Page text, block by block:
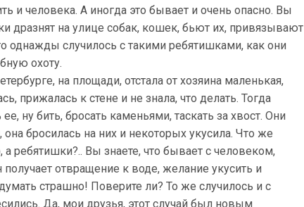
и человека. А иногда это бывает и очень опасно. Вы
дразнят на улице собак, кошек, бьют их, привязывают
однажды случилось с такими ребятишками, как они
охоту.
на площади, отстала от хозяина маленькая,
прижалась к стене и не знала, что делать. Тогда
ну бить, бросать каменьями, таскать за хвост. Они
бросилась на них и некоторых укусила. Что же
ребятишки?.. Вы знаете, что бывает с человеком,
отвращение к воде, желание укусить и
страшно! Поверите ли? То же случилось и с
Да, мои друзья, этот случай был новым